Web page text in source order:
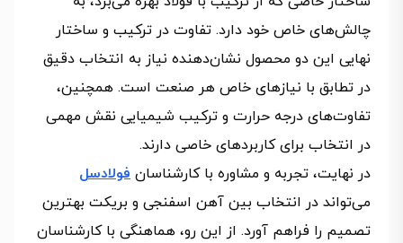
چالش‌های خاص خود دارد. تفاوت در ترکیب و ساختار
نهایی این دو محصول نشان‌دهنده نیاز به انتخاب دقیق
در تطابق با نیازهای خاص هر صنعت است. همچنین،
تفاوت‌های درجه حرارت و ترکیب شیمیایی نقش مهمی
در انتخاب برای کاربردهای خاصی دارند.
در نهایت، تجربه و مشاوره با کارشناسان فولادسل
می‌تواند در انتخاب بین آهن اسفنجی و بریکت بهترین
تصمیم را فراهم آورد. از این رو، هماهنگی با کارشناسان